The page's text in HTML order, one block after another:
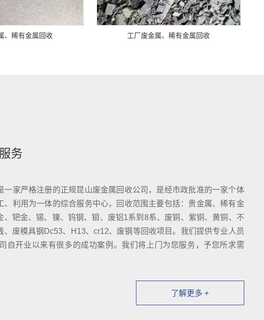
、稀有金属回收 工厂废金属、稀有金属回收
务
一家严格注册的正规昆山废金属回收公司，是经市政批准的一家个体
、利用为一体的综合服务中心，回收范围主要包括：贵金属、稀有金
、钯金、锡、镍、钨钢、钼、废铝1系到8系、废铜、紫铜、黄铜、不
、废模具钢Dc53、H13、cr12、废钢等回收项目。我们提供专业人员
自开业以来有很多的成功案例。我们将上门为您服务，予您所求需
了解更多 +